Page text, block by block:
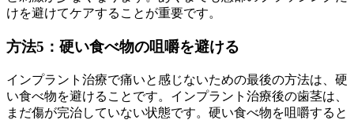
けを避けてケアすることが重要です。
方法5：硬い食べ物の咀嚼を避ける
インプラント治療で痛いと感じないための最後の方法は、硬
い食べ物を避けることです。インプラント治療後の歯茎は、
まだ傷が完治していない状態です。硬い食べ物を咀嚼すると